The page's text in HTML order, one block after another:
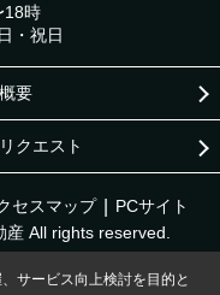
18時
・祝日
要
クエスト
セスマップ
PCサイト
産 All rights reserved.
サービス向上検討を目的と